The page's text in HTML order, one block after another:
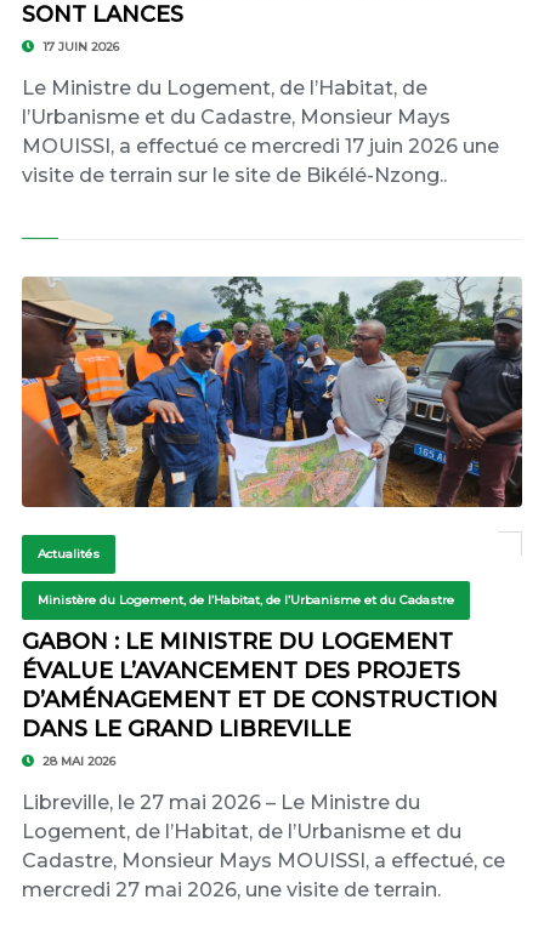
SONT LANCES
17 JUIN 2026
Le Ministre du Logement, de l’Habitat, de
l’Urbanisme et du Cadastre, Monsieur Mays
MOUISSI, a effectué ce mercredi 17 juin 2026 une
visite de terrain sur le site de Bikélé-Nzong..
Actualités
Ministère du Logement, de l’Habitat, de l’Urbanisme et du Cadastre
GABON : LE MINISTRE DU LOGEMENT
ÉVALUE L’AVANCEMENT DES PROJETS
D’AMÉNAGEMENT ET DE CONSTRUCTION
DANS LE GRAND LIBREVILLE
28 MAI 2026
Libreville, le 27 mai 2026 – Le Ministre du
Logement, de l’Habitat, de l’Urbanisme et du
Cadastre, Monsieur Mays MOUISSI, a effectué, ce
mercredi 27 mai 2026, une visite de terrain.